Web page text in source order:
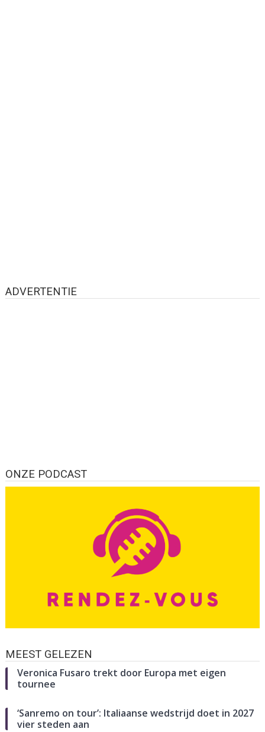
ADVERTENTIE
ONZE PODCAST
MEEST GELEZEN
Veronica Fusaro trekt door Europa met eigen
tournee
‘Sanremo on tour’: Italiaanse wedstrijd doet in 2027
vier steden aan